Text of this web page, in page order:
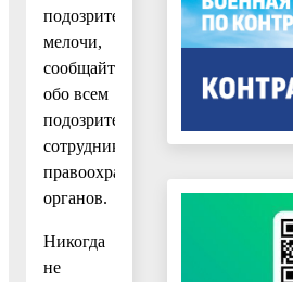
подозрительные
мелочи,
сообщайте
обо всем
подозрительном
сотрудникам
правоохранительных
органов.
Никогда
не